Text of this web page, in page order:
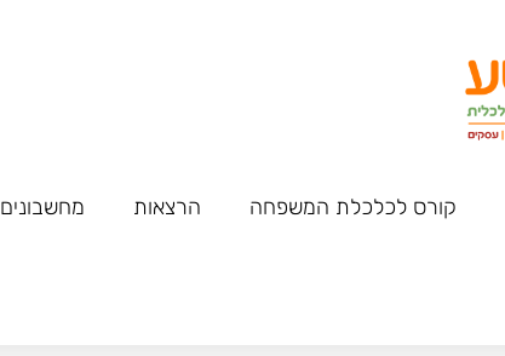
קורס לכלכלת המשפחה הרצאות מחשבונים